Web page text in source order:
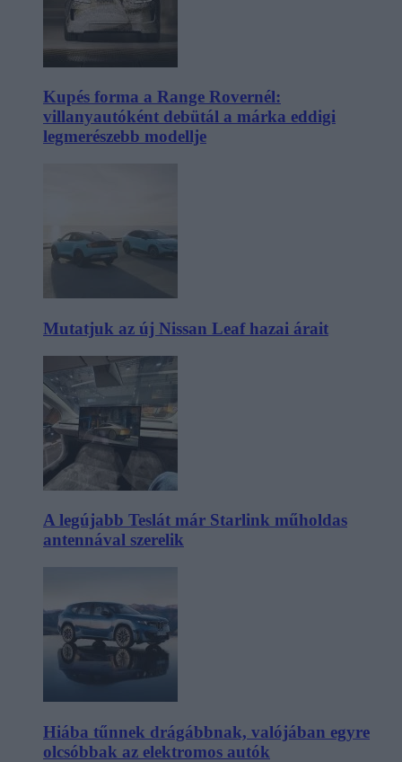
Kupés forma a Range Rovernél:
villanyautóként debütál a márka eddigi
legmerészebb modellje
Mutatjuk az új Nissan Leaf hazai árait
A legújabb Teslát már Starlink műholdas
antennával szerelik
Hiába tűnnek drágábbnak, valójában egyre
olcsóbbak az elektromos autók